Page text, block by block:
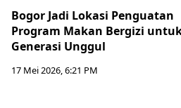
Bogor Jadi Lokasi Penguatan
Program Makan Bergizi
Generasi Unggul
17 Mei 2026, 6:21 PM